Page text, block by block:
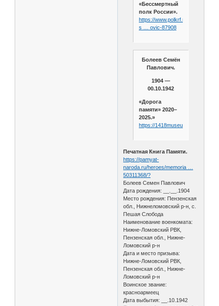
«Бессмертный
полк России».
https://www.polkrf.ru/veterans/
s … ovic-87908
Болеев Семён
Павлович.
1904 —
00.10.1942
«Дорога
памяти» 2020–
2025.»
https://1418museum.ru/heroes/
Печатная Книга Памяти.
https://pamyat-
naroda.ru/heroes/memoria …
50311368/?
Болеев Семен Павлович
Дата рождения: __.__.1904
Место рождения: Пензенская
обл., Нижнеломовский р-н, с.
Пешая Слобода
Наименование военкомата:
Нижне-Ломовский РВК,
Пензенская обл., Нижне-
Ломовский р-н
Дата и место призыва:
Нижне-Ломовский РВК,
Пензенская обл., Нижне-
Ломовский р-н
Воинское звание:
красноармеец
Дата выбытия: __.10.1942